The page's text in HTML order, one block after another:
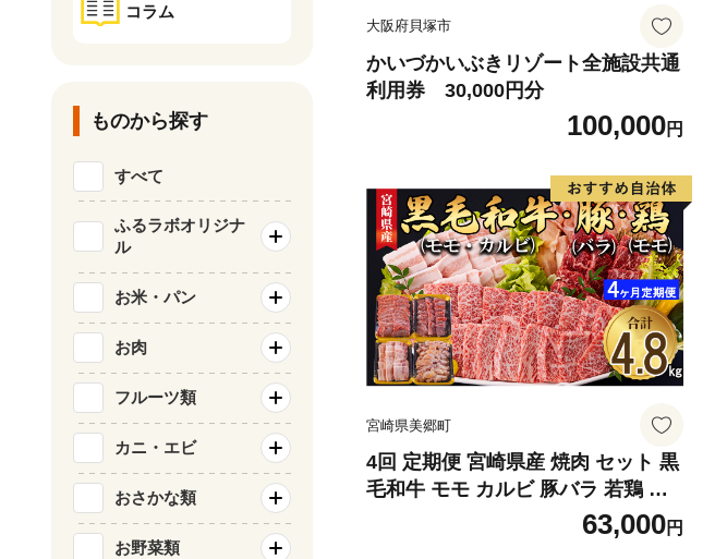
大阪府貝塚市
かいづかいぶきリゾート全施設共通
利用券 30,000円分
100,000円
宮崎県美郷町
4回 定期便 宮崎県産 焼肉 セット 黒
毛和牛 モモ カルビ 豚バラ 若鶏 モ
モ 合計4.8kg 各300g [サンアグリフ
ーズ 宮崎県 美郷町 31ba0037] 小分
63,000円
コラム
ものから探す
すべて
ふるラボオリジナ
ル
お米・パン
お肉
フルーツ類
カニ・エビ
おさかな類
お野菜類